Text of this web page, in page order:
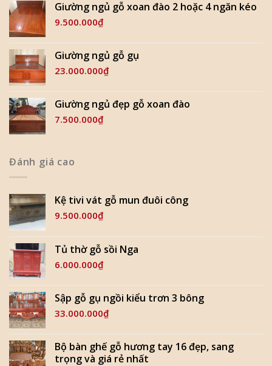
Giường ngủ gỗ xoan đào 2 hoặc 4 ngăn kéo
9.500.000₫
Giường ngủ gỗ gụ
23.000.000₫
Giường ngủ đẹp gỗ xoan đào
7.500.000₫
Đánh giá cao
Kệ tivi vát gỗ mun đuôi công
9.500.000₫
Tủ thờ gỗ sồi Nga
6.000.000₫
Sập gỗ gụ ngồi kiểu trơn 3 bông
33.000.000₫
Bộ bàn ghế gỗ hương tay 16 đẹp, sang
trọng và giá rẻ nhất